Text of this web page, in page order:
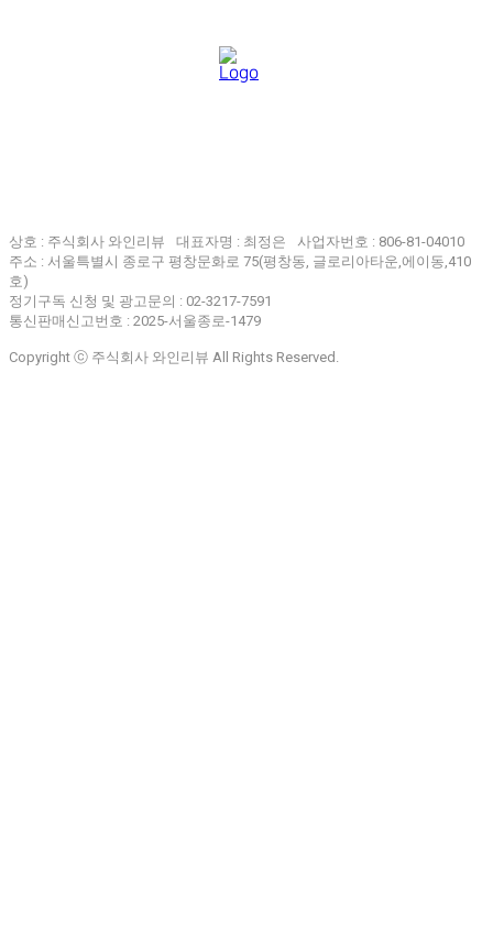
상호 : 주식회사 와인리뷰 대표자명 : 최정은
사업자번호 : 806-81-04010
주소 : 서울특별시 종로구 평창문화로 75(평창동, 글로리아타운,에이동,410
호)
정기구독 신청 및 광고문의 : 02-3217-7591
통신판매신고번호 : 2025-서울종로-1479
Copyright ⓒ 주식회사 와인리뷰 All Rights Reserved.